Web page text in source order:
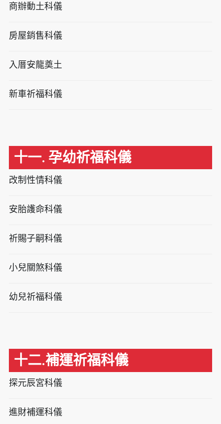
商辦動土科儀
房屋銷售科儀
入厝安龍奠土
新車祈福科儀
十一. 孕幼祈福科儀
改制性情科儀
安胎護命科儀
祈賜子嗣科儀
小兒關煞科儀
幼兒祈福科儀
十二.補運祈福科儀
探元辰宮科儀
進財補運科儀